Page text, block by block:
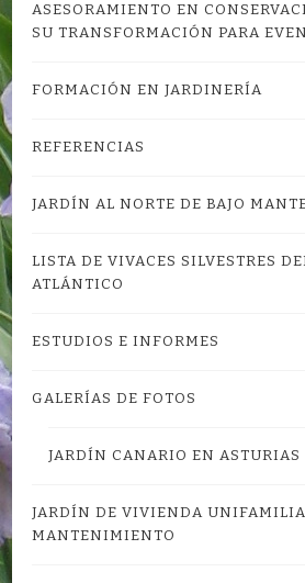
ASESORAMIENTO EN
SU TRANSFORMACIÓN PARA
FORMACIÓN EN JARDINERÍA
REFERENCIAS
JARDÍN AL NORTE DE BAJO
LISTA DE VIVACES SILVESTRES
ATLÁNTICO
ESTUDIOS E INFORMES
GALERÍAS DE FOTOS
JARDÍN CANARIO EN ASTURIAS
JARDÍN DE VIVIENDA
MANTENIMIENTO